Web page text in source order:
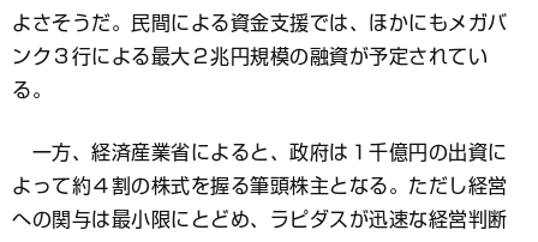
よさそうだ。民間による資金支援では、ほかにもメガバ
ンク３行による最大２兆円規模の融資が予定されてい
る。
一方、経済産業省によると、政府は１千億円の出資に
よって約４割の株式を握る筆頭株主となる。ただし経営
への関与は最小限にとどめ、ラピダスが迅速な経営判断